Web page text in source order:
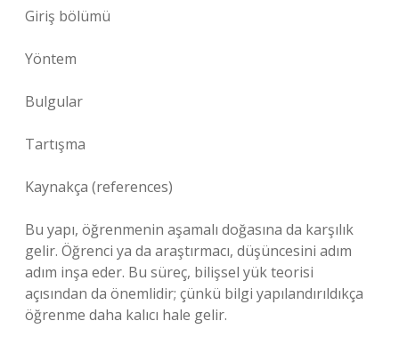
Giriş bölümü
Yöntem
Bulgular
Tartışma
Kaynakça (references)
Bu yapı, öğrenmenin aşamalı doğasına da karşılık
gelir. Öğrenci ya da araştırmacı, düşüncesini adım
adım inşa eder. Bu süreç, bilişsel yük teorisi
açısından da önemlidir; çünkü bilgi yapılandırıldıkça
öğrenme daha kalıcı hale gelir.